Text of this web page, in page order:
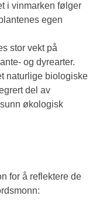
i vinmarken følger
egen
stor vekt på
og dyrearter.
naturlige biologiske
del av
økologisk
for å reflektere de